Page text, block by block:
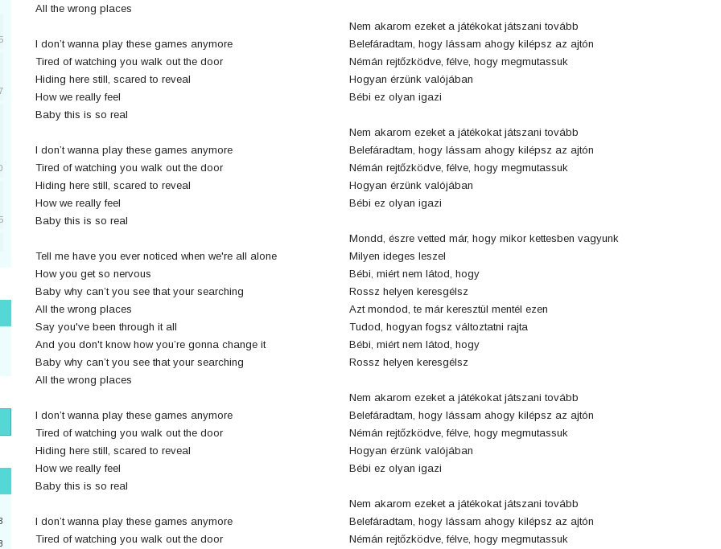
All the wrong places
I don’t wanna play these games anymore
Tired of watching you walk out the door
Hiding here still, scared to reveal
How we really feel
Baby this is so real
I don’t wanna play these games anymore
Tired of watching you walk out the door
Hiding here still, scared to reveal
How we really feel
Baby this is so real
Tell me have you ever noticed when we're all alone
How you get so nervous
Baby why can’t you see that your searching
All the wrong places
Say you've been through it all
And you don't know how you’re gonna change it
Baby why can’t you see that your searching
All the wrong places
I don’t wanna play these games anymore
Tired of watching you walk out the door
Hiding here still, scared to reveal
How we really feel
Baby this is so real
I don’t wanna play these games anymore
Tired of watching you walk out the door
Nem akarom ezeket a játékokat játszani tovább
Belefáradtam, hogy lássam ahogy kilépsz az ajtón
Némán rejtőzködve, félve, hogy megmutassuk
Hogyan érzünk valójában
Bébi ez olyan igazi
Nem akarom ezeket a játékokat játszani tovább
Belefáradtam, hogy lássam ahogy kilépsz az ajtón
Némán rejtőzködve, félve, hogy megmutassuk
Hogyan érzünk valójában
Bébi ez olyan igazi
Mondd, észre vetted már, hogy mikor kettesben vagyunk
Milyen ideges leszel
Bébi, miért nem látod, hogy
Rossz helyen keresgélsz
Azt mondod, te már keresztül mentél ezen
Tudod, hogyan fogsz változtatni rajta
Bébi, miért nem látod, hogy
Rossz helyen keresgélsz
Nem akarom ezeket a játékokat játszani tovább
Belefáradtam, hogy lássam ahogy kilépsz az ajtón
Némán rejtőzködve, félve, hogy megmutassuk
Hogyan érzünk valójában
Bébi ez olyan igazi
Nem akarom ezeket a játékokat játszani tovább
Belefáradtam, hogy lássam ahogy kilépsz az ajtón
Némán rejtőzködve, félve, hogy megmutassuk